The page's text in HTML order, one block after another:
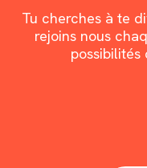
Tu cherches à te
rejoins nous
possibilités